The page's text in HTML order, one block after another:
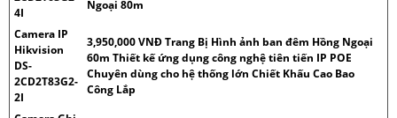
4I
Ngoại 80m
Camera IP
Hikvision
DS-
2CD2T83G2-
2I
3,950,000 VNĐ Trang Bị Hình ảnh ban đêm Hồng Ngoại
60m Thiết kế ứng dụng công nghệ tiên tiến IP POE
Chuyên dùng cho hệ thống lớn Chiết Khấu Cao Bao
Công Lắp